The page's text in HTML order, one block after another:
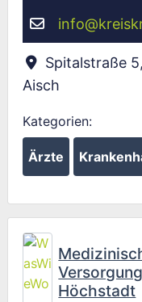
info@
Spitalstraße 5,
Aisch
Kategorien:
Ärzte
Höchstadt